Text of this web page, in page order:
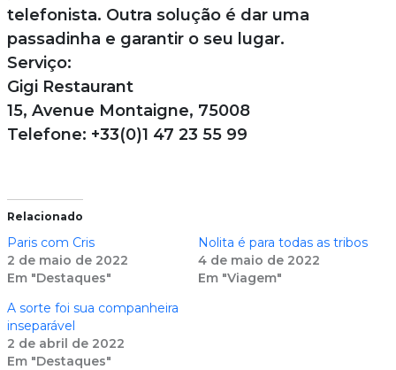
telefonista. Outra solução é dar uma
passadinha e garantir o seu lugar.
Serviço:
Gigi Restaurant
15, Avenue Montaigne, 75008
Telefone: +33(0)1 47 23 55 99
Relacionado
Paris com Cris
2 de maio de 2022
Em "Destaques"
Nolita é para todas as tribos
4 de maio de 2022
Em "Viagem"
A sorte foi sua companheira
inseparável
2 de abril de 2022
Em "Destaques"